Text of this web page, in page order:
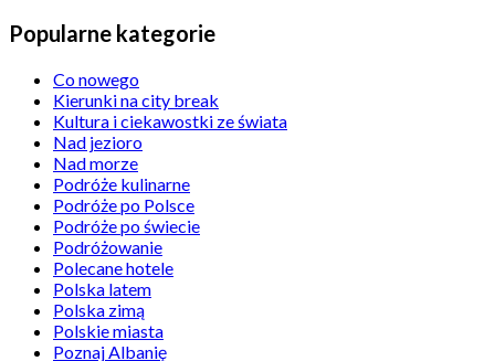
Popularne kategorie
Co nowego
Kierunki na city break
Kultura i ciekawostki ze świata
Nad jezioro
Nad morze
Podróże kulinarne
Podróże po Polsce
Podróże po świecie
Podróżowanie
Polecane hotele
Polska latem
Polska zimą
Polskie miasta
Poznaj Albanię